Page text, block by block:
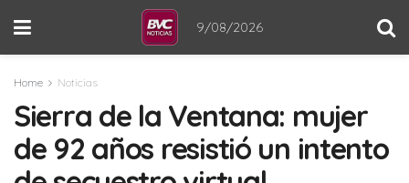
9/08/2026
Home Noticias
Sierra de la Ventana: mujer
de 92 años resistió un intento